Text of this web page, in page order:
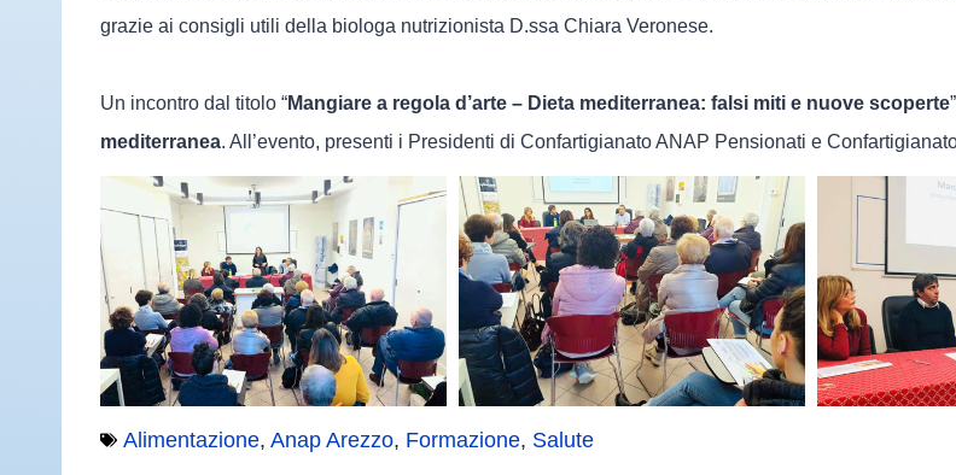
grazie ai consigli utili della biologa nutrizionista D.ssa Chiara Veronese.
Un incontro dal titolo “Mangiare a regola d’arte – Dieta mediterranea: falsi miti e nuove scoperte
mediterranea. All’evento, presenti i Presidenti di Confartigianato ANAP Pensionati e
Alimentazione, Anap Arezzo, Formazione, Salute